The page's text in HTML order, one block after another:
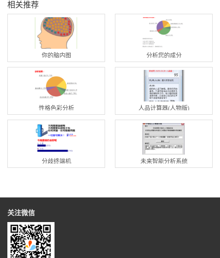
相关推荐
你的脑内图 分析您的成分
性格色彩分析 人品计算器(人物版)
分歧终端机 未来智能分析系统
关注微信